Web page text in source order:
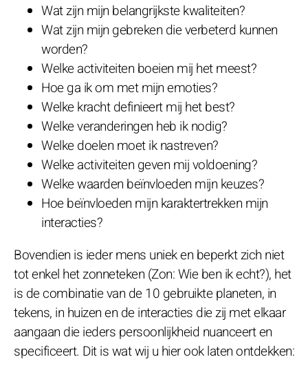
Wat zijn mijn belangrijkste kwaliteiten?
Wat zijn mijn gebreken die verbeterd kunnen
worden?
Welke activiteiten boeien mij het meest?
Hoe ga ik om met mijn emoties?
Welke kracht definieert mij het best?
Welke veranderingen heb ik nodig?
Welke doelen moet ik nastreven?
Welke activiteiten geven mij voldoening?
Welke waarden beïnvloeden mijn keuzes?
Hoe beïnvloeden mijn karaktertrekken mijn
interacties?
Bovendien is ieder mens uniek en beperkt zich niet
tot enkel het zonneteken (Zon: Wie ben ik echt?), het
is de combinatie van de 10 gebruikte planeten, in
tekens, in huizen en de interacties die zij met elkaar
aangaan die ieders persoonlijkheid nuanceert en
specificeert. Dit is wat wij u hier ook laten ontdekken: